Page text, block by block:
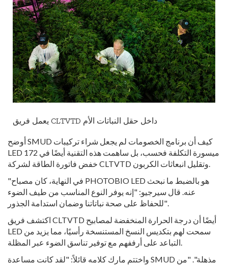
يعمل فريق CLTVTD داخل حقل النباتات الأم
أوضح SMUD كيف أن برنامج الخصومات لم يجعل شراء تركيبات
LED 172 ميسورة التكلفة فحسب، بل ساهمت هذه التقنية أيضًا في
خفض فاتورة الطاقة لشركة CLTVTD وتقليل انبعاثات الكربون.
"في النهاية، كان مصباح PHOTOBIO LED هو بالضبط ما نبحث
عنه. قال سيرجيو: "إنه يوفر النوع المناسب من طيف الضوء
للحفاظ على صحة نباتاتنا وضمان استدامة الجذور".
اكتشف فريق CLTVTD أيضًا أن درجة الحرارة المنخفضة لمصابيح
LED سمحت لهم بتكديس النسخ المستنسخة رأسيًا، مما يزيد من
التباعد على أرففهم مع توفير تناسق الضوء عبر المظلة.
واختتم مارك كلامه قائلاً: "لقد كانت مساعدة SMUD مذهلة". "من